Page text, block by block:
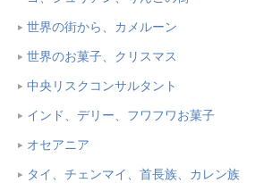
世界の街から、カメルーン
世界のお菓子、クリスマス
中央リスクコンサルタント
インド、デリー、フワフワお菓子
オセアニア
タイ、チェンマイ、首長族、カレン族